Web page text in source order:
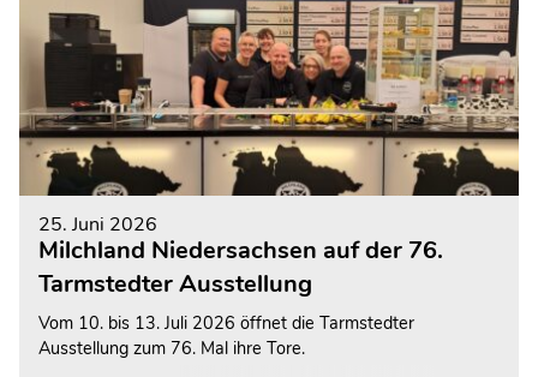
25. Juni 2026
Milchland Niedersachsen auf der 76.
Tarmstedter Ausstellung
Vom 10. bis 13. Juli 2026 öffnet die Tarmstedter
Ausstellung zum 76. Mal ihre Tore.